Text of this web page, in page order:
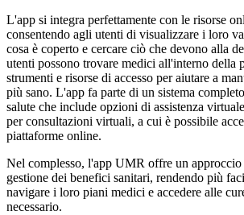
L'app si integra perfettamente con le risorse
consentendo agli utenti di visualizzare i loro
cosa è coperto e cercare ciò che devono alla
utenti possono trovare medici all'interno della
strumenti e risorse di accesso per aiutare a
più sano. L'app fa parte di un sistema
salute che include opzioni di assistenza
per consultazioni virtuali, a cui è possibile
piattaforme online.
Nel complesso, l'app UMR offre un
gestione dei benefici sanitari, rendendo più
navigare i loro piani medici e accedere alle
necessario.